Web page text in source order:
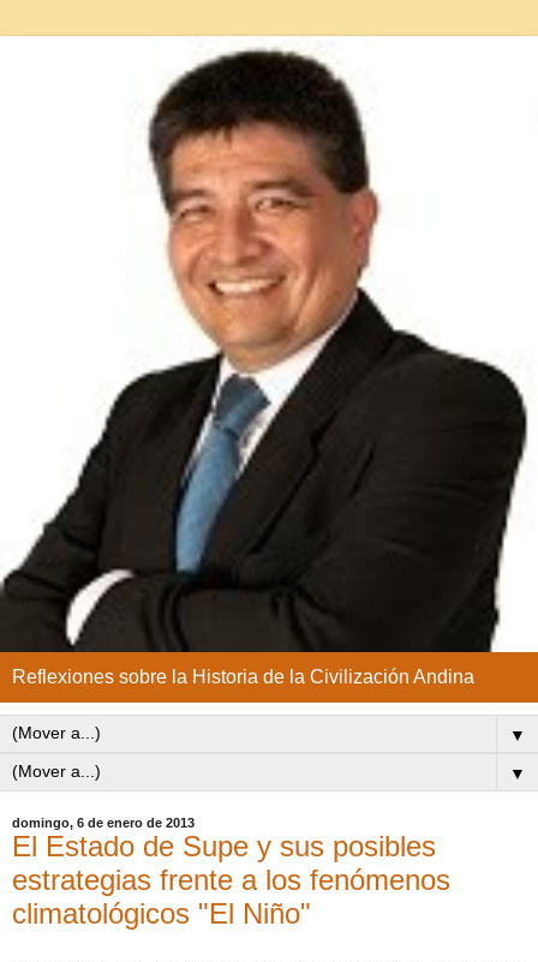
Reflexiones sobre la Historia de la Civilización Andina
▼
▼
domingo, 6 de enero de 2013
El Estado de Supe y sus posibles
estrategias frente a los fenómenos
climatológicos "El Niño"